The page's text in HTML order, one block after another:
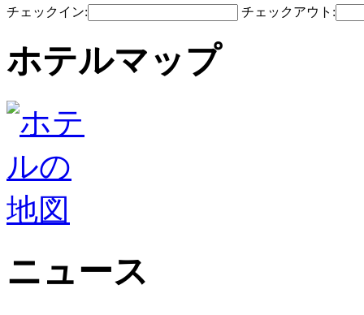
チェックイン: チェックアウト:
ホテルマップ
ニュース